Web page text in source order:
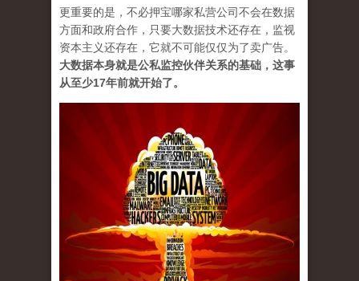
更重要的是，不必押宝哪家私营公司不会在数据
方面和政府合作，只要大数据技术还存在，监视
资本主义还存在，它就不可能仅仅为了卖广告。
大数据本身就是公私监控伙伴关系的基础，这事
从至少17年前就开始了。